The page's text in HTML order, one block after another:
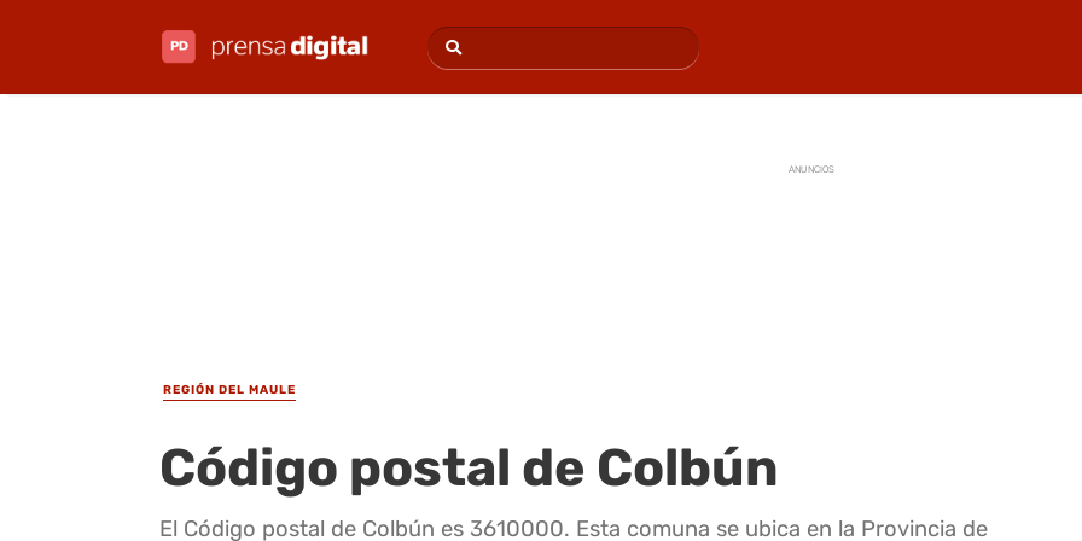
ANUNCIOS
REGIÓN DEL MAULE
Código postal de Colbún
El Código postal de Colbún es 3610000. Esta comuna se ubica en la Provincia de